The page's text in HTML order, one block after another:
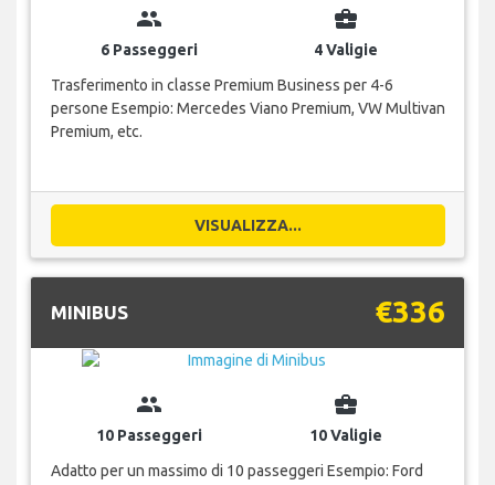
group
6 Passeggeri
business_center
4 Valigie
Trasferimento in classe Premium Business per 4-6
persone Esempio: Mercedes Viano Premium, VW Multivan
Premium, etc.
VISUALIZZA...
MINIBUS €336
group
10 Passeggeri
business_center
10 Valigie
Adatto per un massimo di 10 passeggeri Esempio: Ford